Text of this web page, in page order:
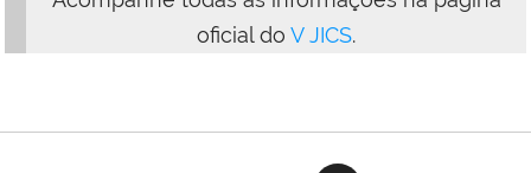
oficial do V JICS.